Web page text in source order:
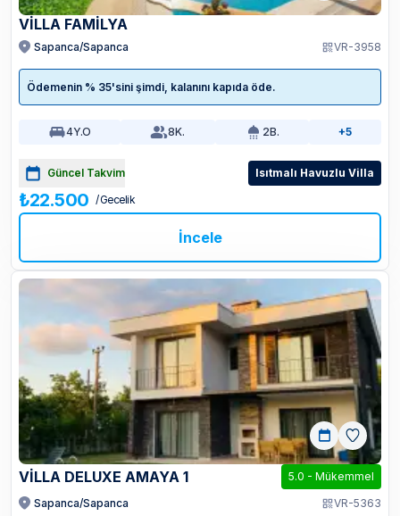
VILLA FAMILYA
Sapanca/Sapanca VR-3958
Ödemenin % 35'sini şimdi, kalanını kapıda öde.
4Y.O 8K. 2B. +5
Güncel Takvim Isıtmalı Havuzlu Villa
₺22.500 / Gecelik
İncele
VILLA DELUXE AMAYA 1 5.0 - Mükemmel
Sapanca/Sapanca
VR-5363